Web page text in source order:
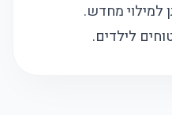
למילוי מחדש.
לילדים.